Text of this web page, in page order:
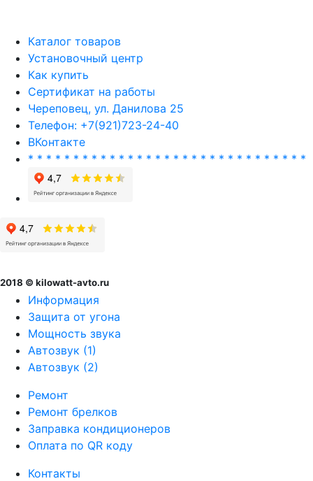
Каталог товаров
Установочный центр
Как купить
Сертификат на работы
Череповец, ул. Данилова 25
Телефон: +7(921)723-24-40
ВКонтакте
* * * * * * * * * * * * * * * * * * * * * * * * * * * * * * *
2018 © kilowatt-avto.ru
Информация
Защита от угона
Мощность звука
Автозвук (1)
Автозвук (2)
Ремонт
Ремонт брелков
Заправка кондиционеров
Оплата по QR коду
Контакты